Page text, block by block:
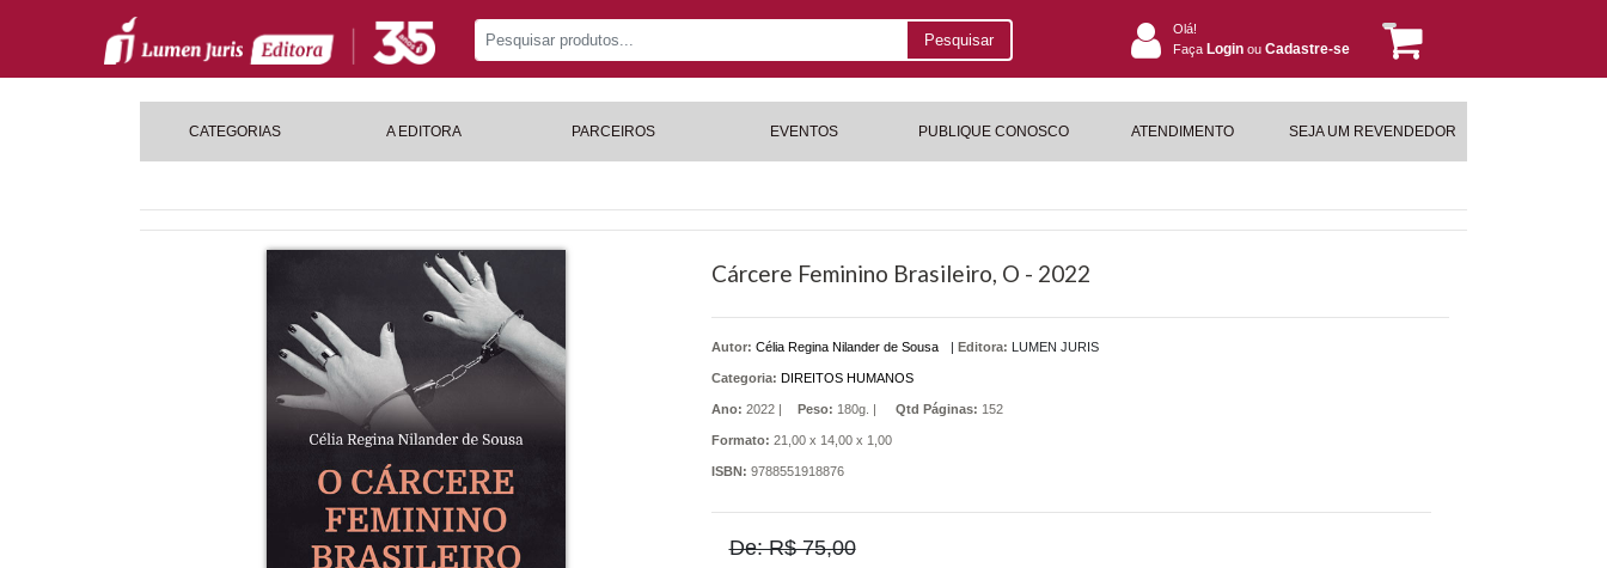
Pesquisar
Olá!
Faça Login ou Cadastre-se
CATEGORIAS A EDITORA PARCEIROS EVENTOS PUBLIQUE CONOSCO ATENDIMENTO SEJA UM REVENDEDOR
Cárcere Feminino Brasileiro, O - 2022
Autor: Célia Regina Nilander de Sousa | Editora: LUMEN JURIS
Categoria: DIREITOS HUMANOS
Ano: 2022 | Peso: 180g. | Qtd Páginas: 152
Formato: 21,00 x 14,00 x 1,00
ISBN: 9788551918876
De: R$ 75,00